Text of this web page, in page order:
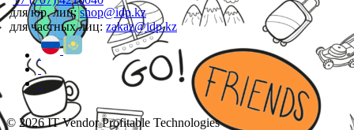
для юр. лиц:shop@idp.kz
для частных лиц: zakaz@idp.kz
© 2026 IT Vendor Profitable Technologies